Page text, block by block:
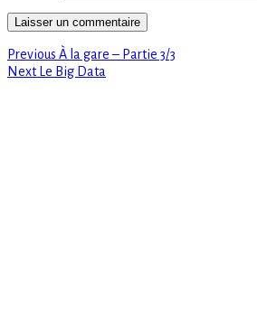
Navigation
de
Previous Previous
post:
À la gare – Partie 3/3
Next Next
Le Big Data